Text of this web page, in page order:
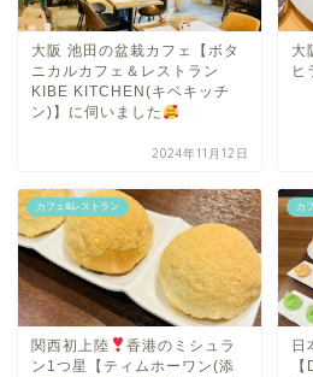
大阪 池田の盆栽カフェ【ボタ
ニカルカフェ＆レストラン
KIBE KITCHEN(キベキッチ
ン)】に伺いました
2024年11月12日
大
ヒ
カフェ&レストラン
関西初上陸
香港のミシュラ
ン1つ星【ティムホーワン(添
カ
日